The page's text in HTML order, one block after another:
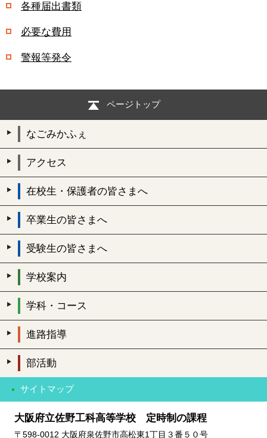
各種届出書類
必要な費用
警報等発令
ページトップ
なごみかふぇ
アクセス
在校生・保護者の皆さまへ
卒業生の皆さまへ
受験生の皆さまへ
学校案内
学科・コース
進路指導
部活動
サイトマップ
大阪府立佐野工科高等学校 定時制の課程
〒598-0012 大阪府泉佐野市高松東1丁目３番５０号